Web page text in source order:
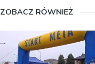
ZOBACZ RÓWNIEŻ